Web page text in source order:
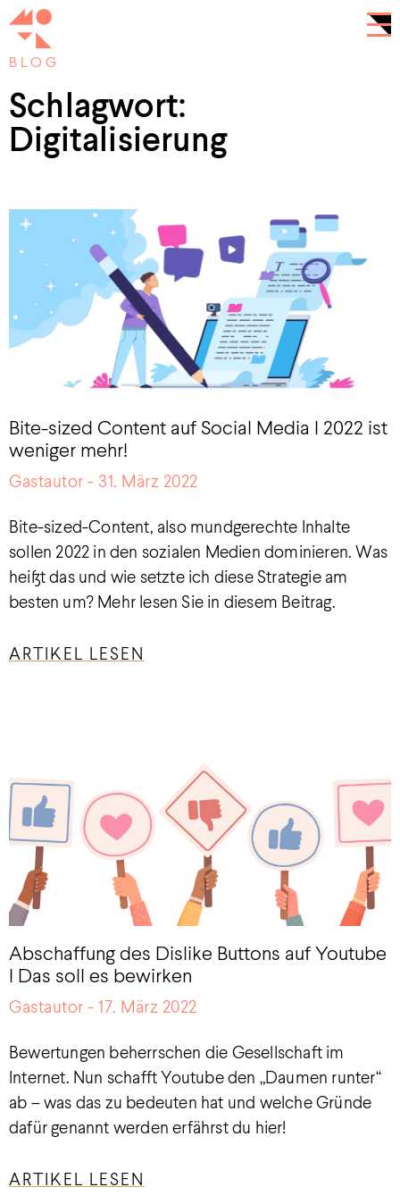
BLOG
Schlagwort:
Digitalisierung
Bite-sized Content auf Social Media I 2022 ist
weniger mehr!
Gastautor 31. März 2022
Bite-sized-Content, also mundgerechte Inhalte
sollen 2022 in den sozialen Medien dominieren. Was
heißt das und wie setzte ich diese Strategie am
besten um? Mehr lesen Sie in diesem Beitrag.
ARTIKEL LESEN
Abschaffung des Dislike Buttons auf Youtube
I Das soll es bewirken
Gastautor 17. März 2022
Bewertungen beherrschen die Gesellschaft im
Internet. Nun schafft Youtube den „Daumen runter“
ab – was das zu bedeuten hat und welche Gründe
dafür genannt werden erfährst du hier!
ARTIKEL LESEN